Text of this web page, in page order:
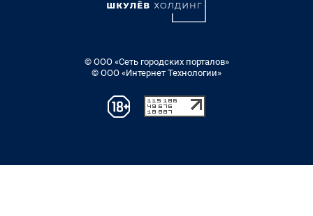
© ООО «Сеть городских порталов»
© ООО «Интернет Технологии»